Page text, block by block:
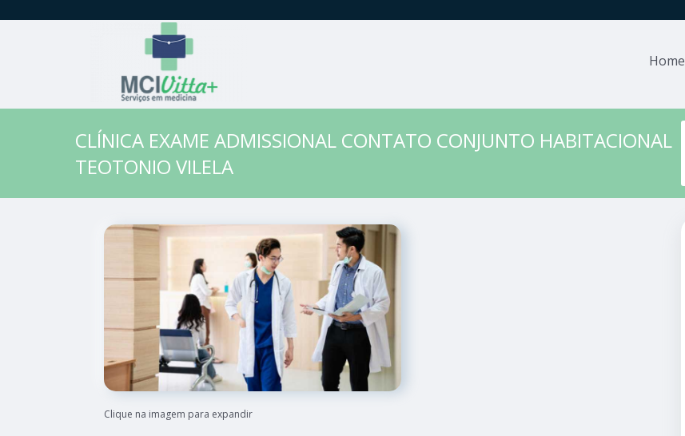
Home
CLÍNICA EXAME ADMISSIONAL CONTATO CONJUNTO HABITACIONAL
TEOTONIO VILELA
Clique na imagem para expandir